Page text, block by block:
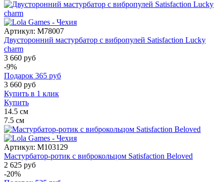
Артикул: M78007
Двусторонний мастурбатор с вибропулей Satisfaction Lucky
charm
3 660 руб
-9%
Подарок 365 руб
3 660 руб
Купить в 1 клик
Купить
14.5 см
7.5 см
Артикул: M103129
Мастурбатор-ротик с виброкольцом Satisfaction Beloved
2 625 руб
-20%